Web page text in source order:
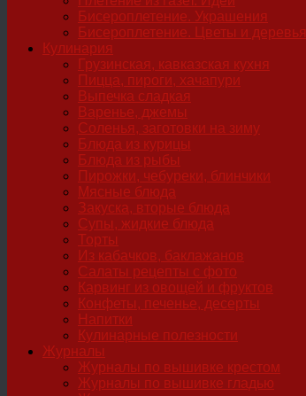
Бисероплетение. Украшения
Бисероплетение. Цветы и деревья
Кулинария
Грузинская, кавказская кухня
Пицца, пироги, хачапури
Выпечка сладкая
Варенье, джемы
Соленья, заготовки на зиму
Блюда из курицы
Блюда из рыбы
Пирожки, чебуреки, блинчики
Мясные блюда
Закуска, вторые блюда
Супы, жидкие блюда
Торты
Из кабачков, баклажанов
Салаты рецепты с фото
Карвинг из овощей и фруктов
Конфеты, печенье, десерты
Напитки
Кулинарные полезности
Журналы
Журналы по вышивке крестом
Журналы по вышивке гладью